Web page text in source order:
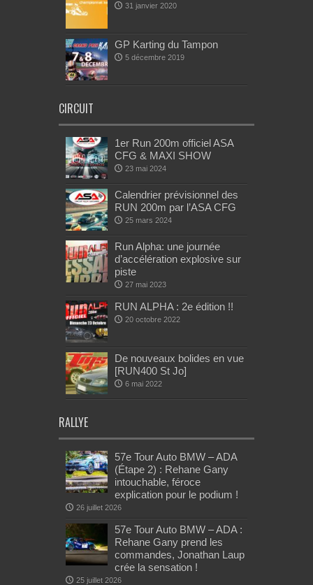
31 janvier 2020
GP Karting du Tampon
5 décembre 2019
CIRCUIT
1er Run 200m officiel ASA
CFG & MAXI SHOW
23 mai 2024
Calendrier prévisionnel des
RUN 200m par l’ASA CFG
25 mars 2024
Run Alpha: une journée
d’accélération explosive sur
piste
27 mai 2023
RUN ALPHA : 2e édition !!
20 octobre 2022
De nouveaux bolides en vue
[RUN400 St Jo]
6 mai 2022
RALLYE
57e Tour Auto BMW – ADA
(Étape 2) : Rehane Gany
intouchable, féroce
explication pour le podium !
26 juillet 2026
57e Tour Auto BMW – ADA :
Rehane Gany prend les
commandes, Jonathan Laup
crée la sensation !
25 juillet 2026